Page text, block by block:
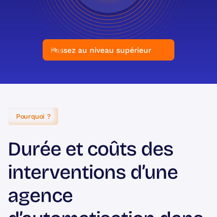
Passez au niveau supérieur
Pourquoi ?
Durée et coûts des
interventions d’une
agence